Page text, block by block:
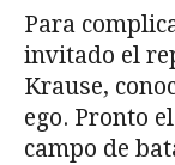
Para
invitado el
Krause,
ego. Pronto
campo de